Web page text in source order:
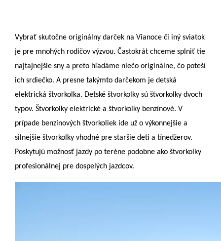
Vybrať skutočne originálny darček na Vianoce či iný sviatok
je pre mnohých rodičov výzvou. Častokrát chceme splniť tie
najtajnejšie sny a preto hľadáme niečo originálne, čo poteší
ich srdiečko. A presne takýmto darčekom je detská
elektrická štvorkolka. Detské štvorkolky sú štvorkolky dvoch
typov. Štvorkolky elektrické a štvorkolky benzínové. V
prípade benzínových štvorkoliek ide už o výkonnejšie a
silnejšie štvorkolky vhodné pre staršie deti a tínedžerov.
Poskytujú možnosť jazdy po teréne podobne ako štvorkolky
profesionálnej pre dospelých jazdcov.